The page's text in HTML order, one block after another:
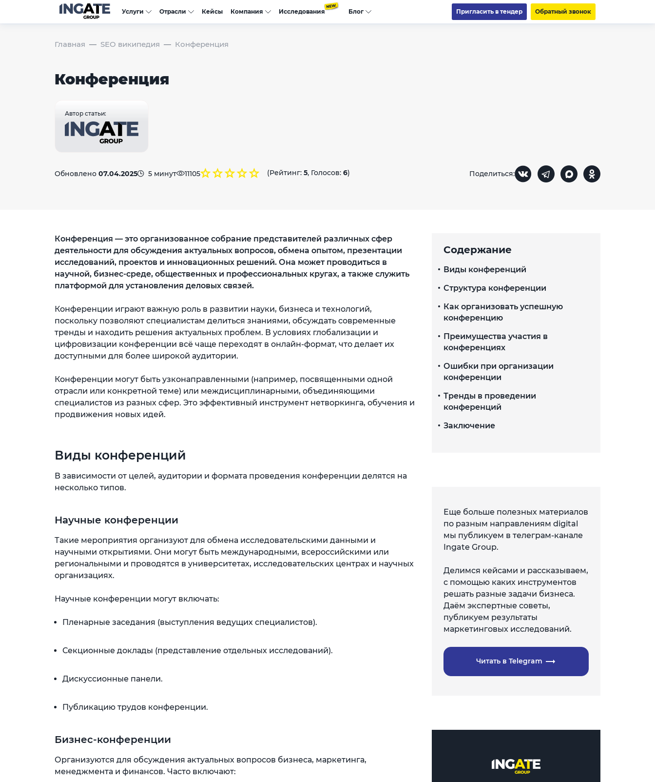
Услуги Отрасли Кейсы Компания Исследования Блог Пригласить в тендер Обратный звонок
Главная SEO википедия Конференция
Конференция
Автор статьи:
Обновлено 07.04.2025 5 минут 11105 (Рейтинг: 5, Голосов: 6) Поделиться:
Конференция — это организованное собрание представителей различных сфер
деятельности для обсуждения актуальных вопросов, обмена опытом, презентации
исследований, проектов и инновационных решений. Она может проводиться в
научной, бизнес-среде, общественных и профессиональных кругах, а также служить
платформой для установления деловых связей.
Конференции играют важную роль в развитии науки, бизнеса и технологий,
поскольку позволяют специалистам делиться знаниями, обсуждать современные
тренды и находить решения актуальных проблем. В условиях глобализации и
цифровизации конференции всё чаще переходят в онлайн-формат, что делает их
доступными для более широкой аудитории.
Конференции могут быть узконаправленными (например, посвященными одной
отрасли или конкретной теме) или междисциплинарными, объединяющими
специалистов из разных сфер. Это эффективный инструмент нетворкинга, обучения и
продвижения новых идей.
Виды конференций
В зависимости от целей, аудитории и формата проведения конференции делятся на
несколько типов.
Научные конференции
Такие мероприятия организуют для обмена исследовательскими данными и
научными открытиями. Они могут быть международными, всероссийскими или
региональными и проводятся в университетах, исследовательских центрах и научных
организациях.
Научные конференции могут включать:
Пленарные заседания (выступления ведущих специалистов).
Секционные доклады (представление отдельных исследований).
Дискуссионные панели.
Публикацию трудов конференции.
Бизнес-конференции
Организуются для обсуждения актуальных вопросов бизнеса, маркетинга,
менеджмента и финансов. Часто включают:
Содержание
Виды конференций
Структура конференции
Как организовать успешную
конференцию
Преимущества участия в
конференциях
Ошибки при организации
конференции
Тренды в проведении
конференций
Заключение
Еще больше полезных материалов
по разным направлениям digital
мы публикуем в телеграм-канале
Ingate Group.
Делимся кейсами и рассказываем,
с помощью каких инструментов
решать разные задачи бизнеса.
Даём экспертные советы,
публикуем результаты
маркетинговых исследований.
Читать в Telegram